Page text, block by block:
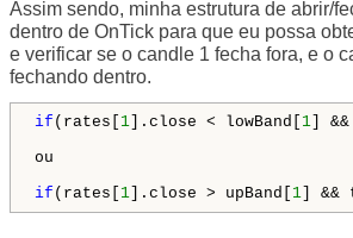
Assim sendo, minha estrutura de abrir/
dentro de OnTick para que eu possa
e verificar se o candle 1 fecha fora, e o
fechando dentro.
if (rates[ 1 ].close < lowBand[ 1 ]
ou
if (rates[ 1 ].close > upBand[ 1 ] &&